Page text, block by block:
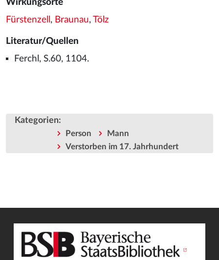
Wirkungsorte
Fürstenzell , Braunau, Tölz
Literatur/Quellen
Ferchl, S.60, 1104.
Kategorien:
Person
Mann
Verstorben im 17. Jahrhundert